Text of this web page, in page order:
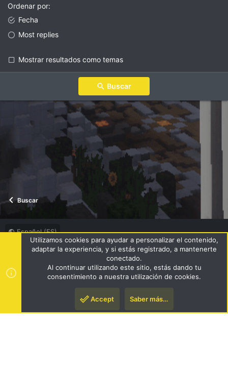
Ordenar por
Fecha
Most replies
Mostrar resultados como temas
Buscar
Buscar
Español (ES)
Términos y reglas
Política de privacidad Ayuda
R
S
Community platform by XenForo ® © 2010-2024 XenForo Ltd.
Utilizamos cookies para ayudar a personalizar el contenido,
adaptar la experiencia, y si estás registrado, a mantenerte
conectado.
Al continuar utilizando este sitio, estás dando tu
consentimiento a nuestra utilización de cookies.
Accept Saber más…